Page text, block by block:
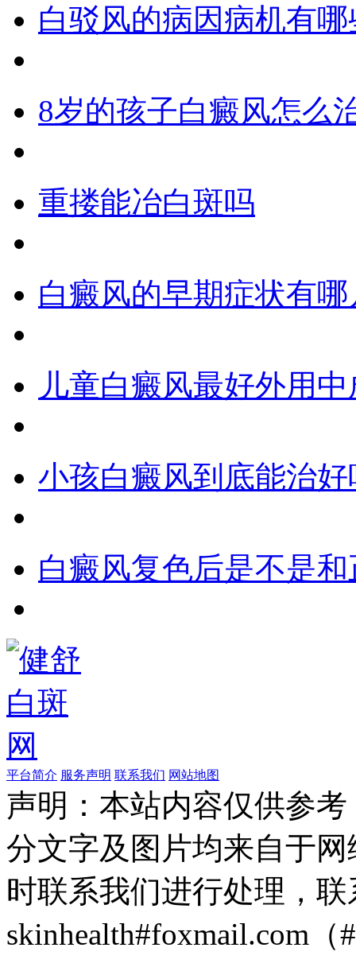
白驳风的病因病机有
8岁的孩子白癜风怎么
重搂能冶白斑吗
白癜风的早期症状有
儿童白癜风最好外用
小孩白癜风到底能治好
白癜风复色后是不是
平台简介 服务声明 联系我们 网站地图
声明：本站内容仅供参
分文字及图片均来自于
时联系我们进行处理，
skinhealth#foxmail.com（